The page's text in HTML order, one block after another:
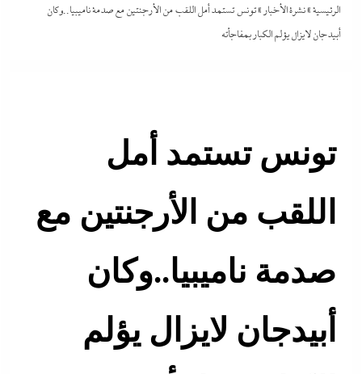
الرئيسية»نشرة الأخبار »تونس تستمد أمل اللقب من الأرجنتين مع صدمة ناميبيا..وكان
أبيدجان لايزال يؤلم الكبار بمفاجأته
تونس تستمد أمل
اللقب من الأرجنتين مع
صدمة ناميبيا..وكان
أبيدجان لايزال يؤلم